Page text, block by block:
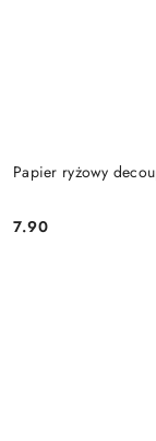
Papier ryżowy
Cena:
7.90